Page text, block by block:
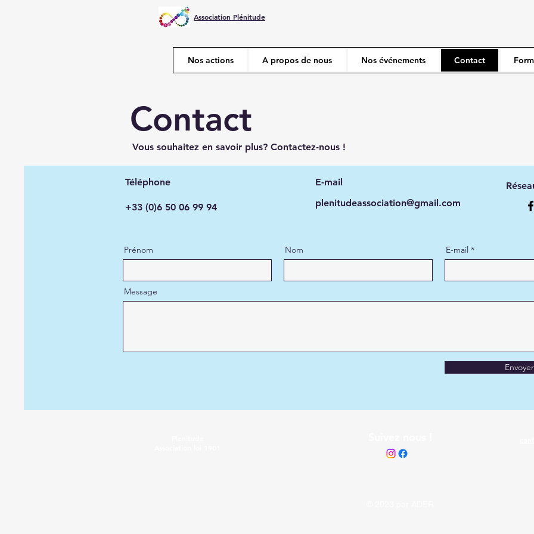
Association Plénitude
Nos actions A propos de nous Nos événements Contact
Contact
Vous souhaitez en savoir plus? Contactez-nous !
Téléphone
+33 (0)6 50 06 99 94
E-mail
plenitudeassociation@gmail.com
Prénom Nom E-mail
Message
Envoyer